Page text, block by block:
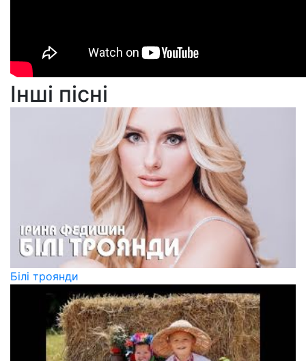
Інші пісні
Білі троянди